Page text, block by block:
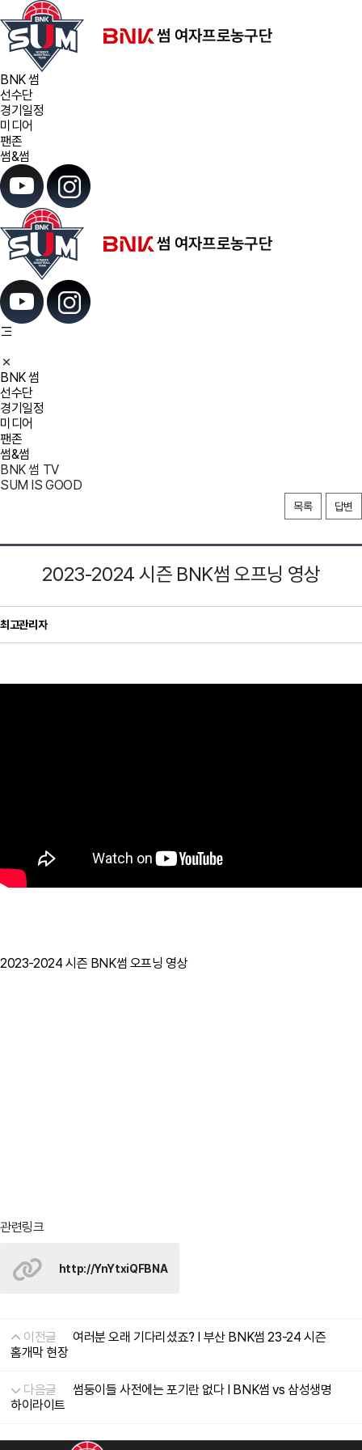
BNK 썸
선수단
경기일정
미디어
팬존
썸&썸
BNK 썸
선수단
경기일정
미디어
팬존
썸&썸
BNK 썸 TV
SUM IS GOOD
목록 답변
2023-2024 시즌 BNK썸 오프닝 영상
최고관리자
2023-2024 시즌 BNK썸 오프닝 영상
관련링크
http://YnYtxiQFBNA
이전글
여러분 오래 기다리셨죠? I 부산 BNK썸 23-24 시즌
홈개막 현장
다음글
썸둥이들 사전에는 포기란 없다 I BNK썸 vs 삼성생명
하이라이트